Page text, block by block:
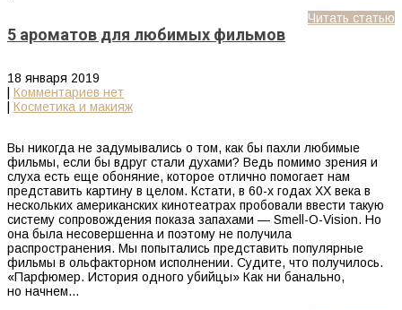
Читать статью
5 ароматов для любимых фильмов
18 января 2019
Комментариев нет
Косметика и макияж
Вы никогда не задумывались о том, как бы пахли любимые
фильмы, если бы вдруг стали духами? Ведь помимо зрения и
слуха есть еще обоняние, которое отлично помогает нам
представить картину в целом. Кстати, в 60-х годах XX века в
нескольких американских кинотеатрах пробовали ввести такую
систему сопровождения показа запахами — Smell-O-Vision. Но
она была несовершенна и поэтому не получила
распространения. Мы попытались представить популярные
фильмы в ольфакторном исполнении. Судите, что получилось.
«Парфюмер. История одного убийцы» Как ни банально,
но начнем…